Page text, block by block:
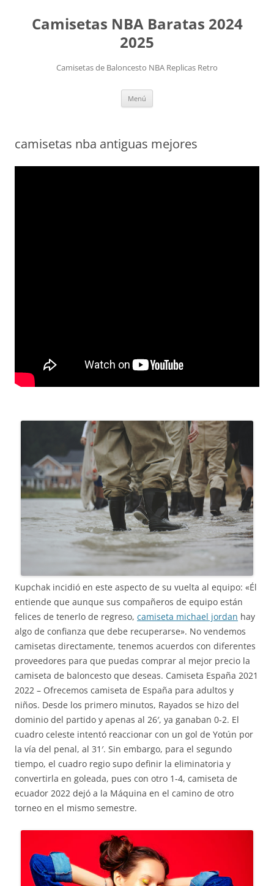
Camisetas NBA Baratas 2024
2025
Camisetas de Baloncesto NBA Replicas Retro
Menú
camisetas nba antiguas mejores
Kupchak incidió en este aspecto de su vuelta al equipo: «Él
entiende que aunque sus compañeros de equipo están
felices de tenerlo de regreso, camiseta michael jordan hay
algo de confianza que debe recuperarse». No vendemos
camisetas directamente, tenemos acuerdos con diferentes
proveedores para que puedas comprar al mejor precio la
camiseta de baloncesto que deseas. Camiseta España 2021
2022 – Ofrecemos camiseta de España para adultos y
niños. Desde los primero minutos, Rayados se hizo del
dominio del partido y apenas al 26′, ya ganaban 0-2. El
cuadro celeste intentó reaccionar con un gol de Yotún por
la vía del penal, al 31′. Sin embargo, para el segundo
tiempo, el cuadro regio supo definir la eliminatoria y
convertirla en goleada, pues con otro 1-4, camiseta de
ecuador 2022 dejó a la Máquina en el camino de otro
torneo en el mismo semestre.